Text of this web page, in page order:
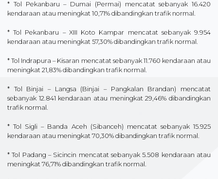
* Tol Pekanbaru – Dumai (Permai) mencatat sebanyak 16.420
kendaraan atau meningkat 10,71% dibandingkan trafik normal.
* Tol Pekanbaru – XIII Koto Kampar mencatat sebanyak 9.954
kendaraan atau meningkat 57,30% dibandingkan trafik normal.
* Tol Indrapura – Kisaran mencatat sebanyak 11.760 kendaraan atau
meningkat 21,83% dibandingkan trafik normal.
* Tol Binjai – Langsa (Binjai – Pangkalan Brandan) mencatat
sebanyak 12.841 kendaraan atau meningkat 29,46% dibandingkan
trafik normal.
* Tol Sigli – Banda Aceh (Sibanceh) mencatat sebanyak 15.925
kendaraan atau meningkat 70,30% dibandingkan trafik normal.
* Tol Padang – Sicincin mencatat sebanyak 5.508 kendaraan atau
meningkat 76,71% dibandingkan trafik normal.